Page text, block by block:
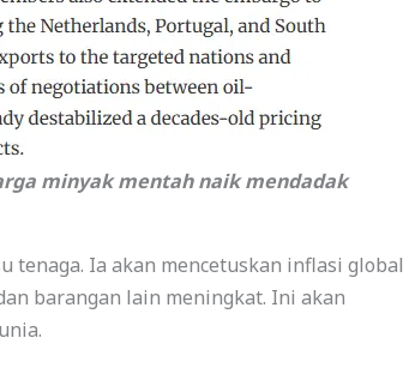
minyak mentah naik mendadak
tenaga. Ia akan mencetuskan inflasi global
barangan lain meningkat. Ini akan